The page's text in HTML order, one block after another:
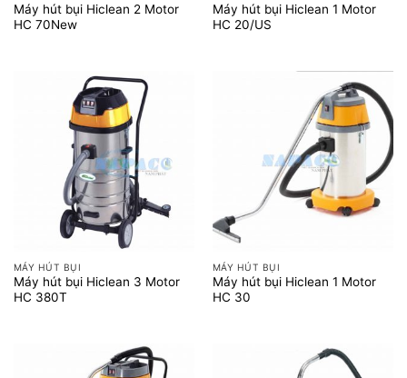
Máy hút bụi Hiclean 2 Motor
HC 70New
Máy hút bụi Hiclean 1 Motor
HC 20/US
MÁY HÚT BỤI
Máy hút bụi Hiclean 3 Motor
HC 380T
MÁY HÚT BỤI
Máy hút bụi Hiclean 1 Motor
HC 30